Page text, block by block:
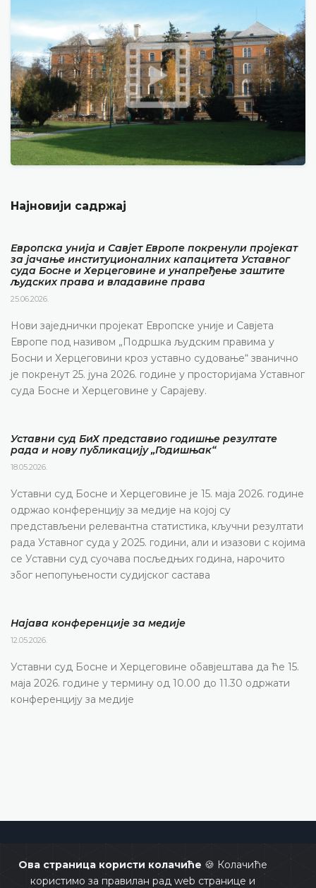
Ова страница користи колачиће 🍪 Колачиће
користимо за правилан рад web странице и
Најновији садржај
Европска унија и Савјет Европе покренули пројекат
за јачање институционалних капацитета Уставног
суда Босне и Херцеговине и унапређење заштите
људских права и владавине права
25.06.2026.
Нови заједнички пројекат Европске уније и Савјета
Европе под називом „Подршка људским правима у
Босни и Херцеговини кроз уставно судовање“ званично
је покренут 25. јуна 2026. године у просторијама Уставног
суда Босне и Херцеговине у Сарајеву.
Уставни суд БиХ представио годишње резултате
рада и нову публикацију „Годишњак“
18.05.2026.
Уставни суд Босне и Херцеговине је 15. маја 2026. године
одржао конференцију за медије на којој су
представљени релевантна статистика, кључни резултати
рада Уставног суда у 2025. години, али и изазови с којима
се Уставни суд суочава посљедњих година, нарочито
због непопуњености судијског састава
Најава конференције за медије
12.05.2026.
Уставни суд Босне и Херцеговине обавјештава да ће 15.
маја 2026. године у термину од 10.00 до 11.30 одржати
конференцију за медије